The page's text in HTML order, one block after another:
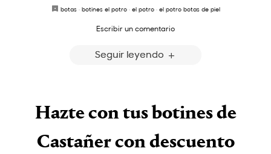
botas· botines el potro· el potro· el potro botas de piel
Escribir un comentario
Seguir leyendo
Hazte con tus botines de
Castañer con descuento